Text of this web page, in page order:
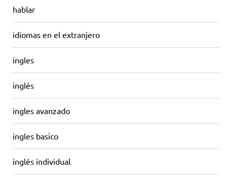
hablar
idiomas en el extranjero
ingles
inglés
ingles avanzado
ingles basico
inglés individual